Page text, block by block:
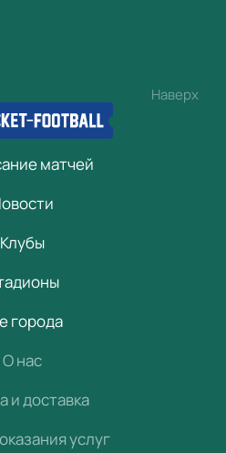
Наверх
матчей
Клубы
города
О нас
и доставка
услуг